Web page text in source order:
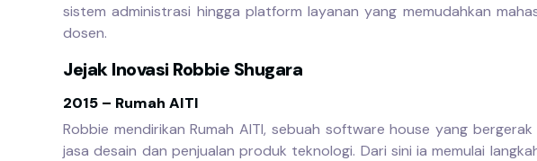
sistem administrasi hingga platform layanan yang memudahkan
dosen.
Jejak Inovasi Robbie Shugara
2015 – Rumah AITI
Robbie mendirikan Rumah AITI, sebuah software house yang
jasa desain dan penjualan produk teknologi. Dari sini ia memulai